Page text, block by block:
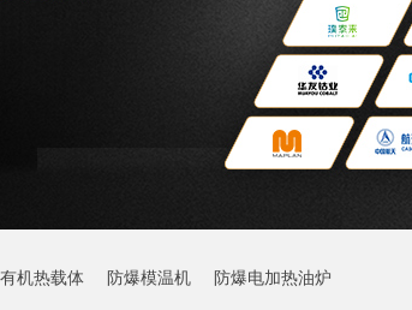
机热载体 防爆模温机 防爆电加热油炉